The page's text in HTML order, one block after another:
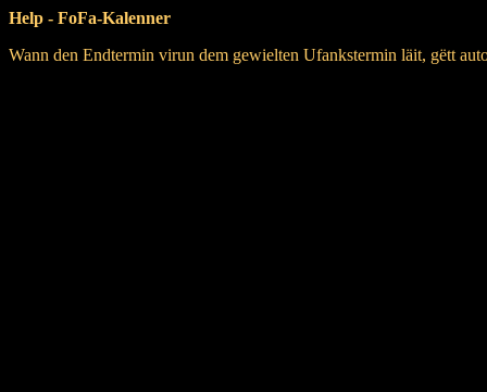
Help - FoFa-Kalenner
Wann den Endtermin virun dem gewielten Ufankstermin läit, gëtt